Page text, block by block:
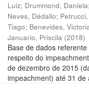
Luiz; Drummond, Daniela;
Neves, Dédallo;
Tiago; Benevides,
Januario, Priscila (2018)
Base de dados
respeito do
de dezembro de 2015
impeachment) até 31 de